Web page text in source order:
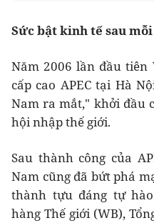
Sức bật kinh tế sau mỗi
Năm 2006 lần đầu tiên
cấp cao APEC tại Hà
Nam ra mắt," khởi đầu
hội nhập thế giới.
Sau thành công của
Nam cũng đã bứt phá
thành tựu đáng tự
hàng Thế giới (WB),